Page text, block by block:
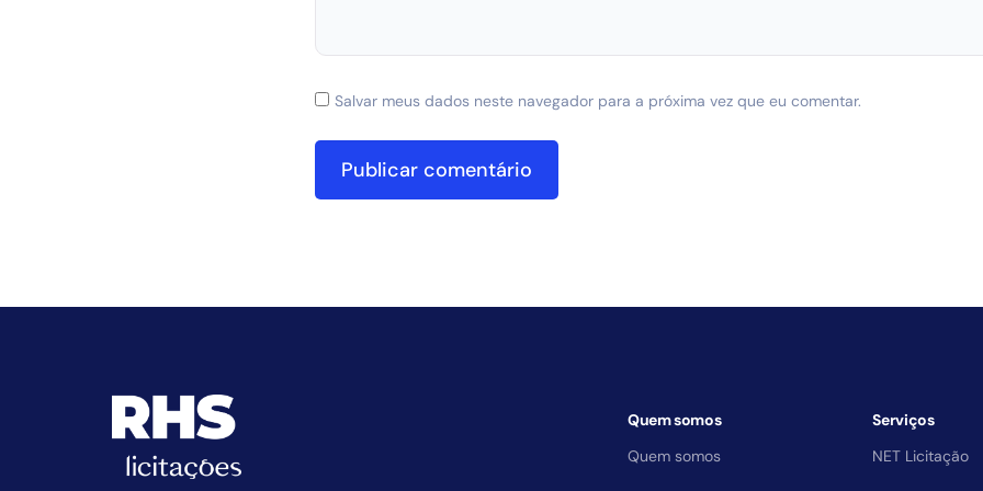
Salvar meus dados neste navegador para a próxima vez que eu comentar.
Quem somos
Quem somos
Serviços
NET Licitação